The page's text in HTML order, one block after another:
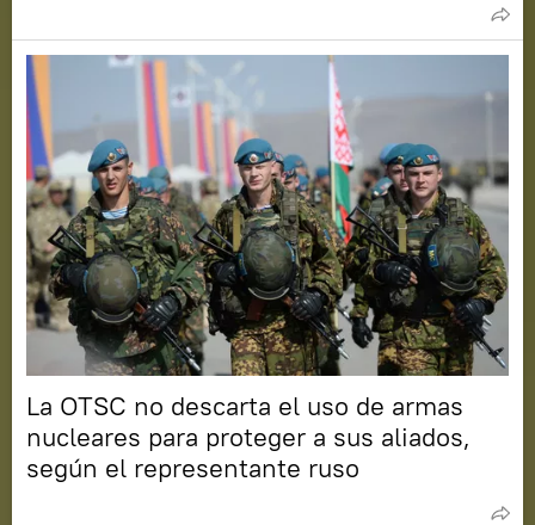
La OTSC no descarta el uso de armas
nucleares para proteger a sus aliados,
según el representante ruso